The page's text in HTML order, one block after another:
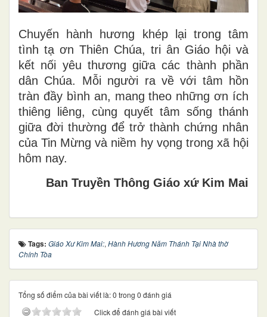
Chuyến hành hương khép lại trong tâm
tình tạ ơn Thiên Chúa, tri ân Giáo hội và
kết nối yêu thương giữa các thành phần
dân Chúa. Mỗi người ra về với tâm hồn
tràn đầy bình an, mang theo những ơn ích
thiêng liêng, cùng quyết tâm sống thánh
giữa đời thường để trở thành chứng nhân
của Tin Mừng và niềm hy vọng trong xã hội
hôm nay.
Ban Truyền Thông Giáo xứ Kim Mai
Tags: Giáo Xư Kim Mai:, Hành Hương Năm Thánh Tại Nhà thờ
Chính Tòa
Tổng số điểm của bài viết là: 0 trong 0 đánh giá
Click để đánh giá bài viết